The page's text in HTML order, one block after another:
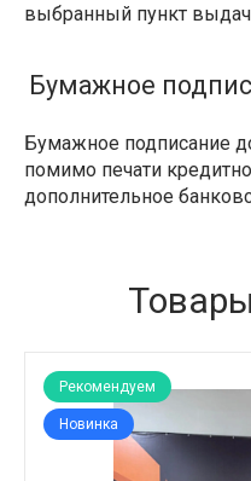
выбранный пункт
Бумажное
Бумажное подписание
помимо печати
дополнительное
Рекомендуем
Новинка